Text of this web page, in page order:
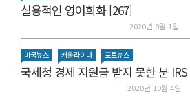
실용적인 영어회화 [267]
2020년 8월 1일
미국뉴스 캐롤라이나 포토뉴스
국세청 경제 지원금 받지 못한 분
2020년 10월 4일